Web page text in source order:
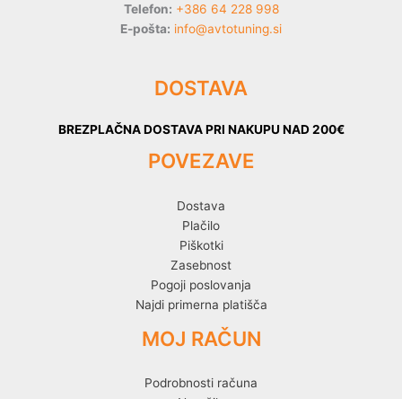
Telefon: +386 64 228 998
E-pošta: info@avtotuning.si
DOSTAVA
BREZPLAČNA DOSTAVA PRI NAKUPU NAD 200€
POVEZAVE
Dostava
Plačilo
Piškotki
Zasebnost
Pogoji poslovanja
Najdi primerna platišča
MOJ RAČUN
Podrobnosti računa